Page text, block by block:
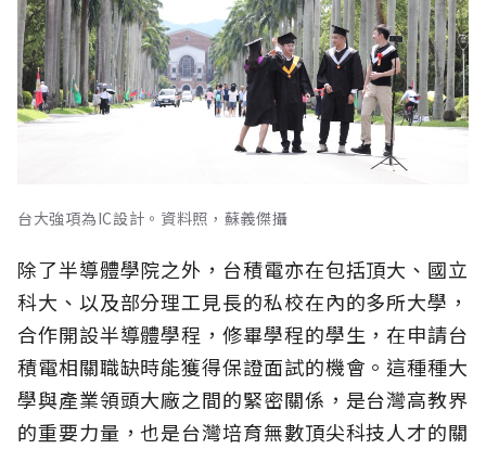
台大強項為IC設計。資料照，蘇義傑攝
除了半導體學院之外，台積電亦在包括頂大、國立
科大、以及部分理工見長的私校在內的多所大學，
合作開設半導體學程，修畢學程的學生，在申請台
積電相關職缺時能獲得保證面試的機會。這種種大
學與產業領頭大廠之間的緊密關係，是台灣高教界
的重要力量，也是台灣培育無數頂尖科技人才的關